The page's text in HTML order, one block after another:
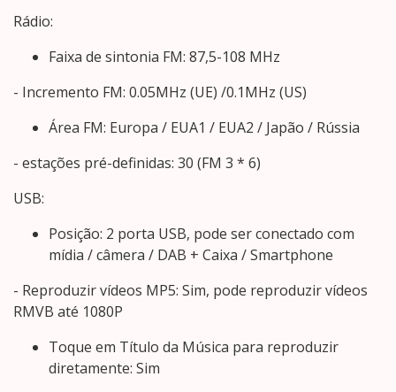
Rádio:
Faixa de sintonia FM: 87,5-108 MHz
- Incremento FM: 0.05MHz (UE) /0.1MHz (US)
Área FM: Europa / EUA1 / EUA2 / Japão / Rússia
- estações pré-definidas: 30 (FM 3 * 6)
USB:
Posição: 2 porta USB, pode ser conectado com
mídia / câmera / DAB + Caixa / Smartphone
- Reproduzir vídeos MP5: Sim, pode reproduzir vídeos
RMVB até 1080P
Toque em Título da Música para reproduzir
diretamente: Sim